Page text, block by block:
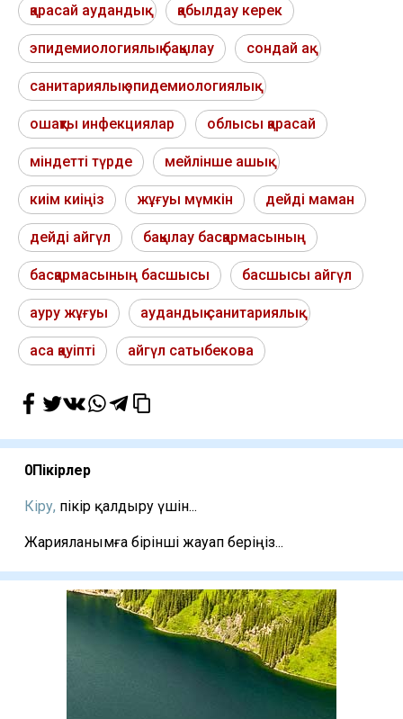
қарасай аудандық қабылдау керек
эпидемиологиялық бақылау сондай ақ
санитариялық эпидемиологиялық
ошақты инфекциялар облысы қарасай
міндетті түрде мейлінше ашық
киім киіңіз жұғуы мүмкін дейді маман
дейді айгүл бақылау басқармасының
басқармасының басшысы басшысы айгүл
ауру жұғуы аудандық санитариялық
аса қауіпті айгүл сатыбекова
0Пікірлер
Кіру, пікір қалдыру үшін...
Жарияланымға бірінші жауап беріңіз...